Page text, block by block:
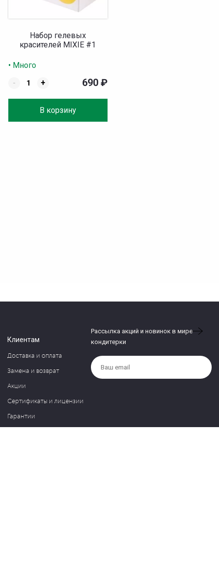
Набор гелевых
красителей MIXIE #1
• Много
-
+
В корзину
690 ₽
Клиентам
Доставка и оплата
Замена и возврат
Акции
Сертификаты и лицензии
Гарантии
Рассылка акций и новинок в мире
кондитерки